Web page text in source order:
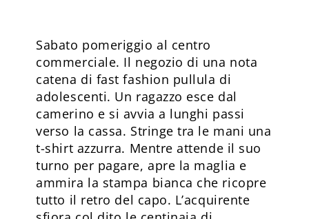
Sabato pomeriggio al centro
commerciale. Il negozio di una nota
catena di fast fashion pullula di
adolescenti. Un ragazzo esce dal
camerino e si avvia a lunghi passi
verso la cassa. Stringe tra le mani una
t-shirt azzurra. Mentre attende il suo
turno per pagare, apre la maglia e
ammira la stampa bianca che ricopre
tutto il retro del capo. L’acquirente